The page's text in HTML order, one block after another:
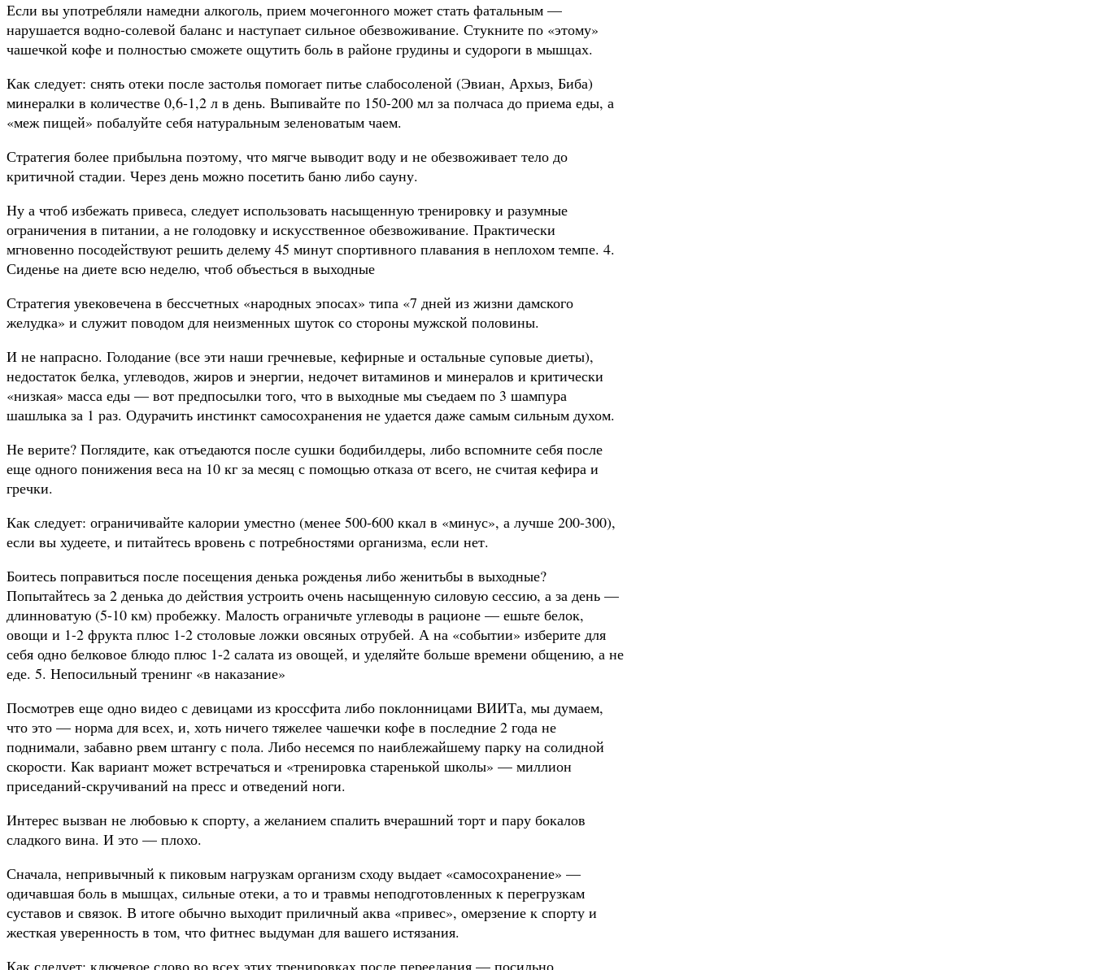
Если вы употребляли намедни алкоголь, прием мочегонного может стать фатальным —
нарушается водно-солевой баланс и наступает сильное обезвоживание. Стукните по «этому»
чашечкой кофе и полностью сможете ощутить боль в районе грудины и судороги в мышцах.
Как следует: снять отеки после застолья помогает питье слабосоленой (Эвиан, Архыз, Биба)
минералки в количестве 0,6-1,2 л в день. Выпивайте по 150-200 мл за полчаса до приема еды, а
«меж пищей» побалуйте себя натуральным зеленоватым чаем.
Стратегия более прибыльна поэтому, что мягче выводит воду и не обезвоживает тело до
критичной стадии. Через день можно посетить баню либо сауну.
Ну а чтоб избежать привеса, следует использовать насыщенную тренировку и разумные
ограничения в питании, а не голодовку и искусственное обезвоживание. Практически
мгновенно посодействуют решить делему 45 минут спортивного плавания в неплохом темпе. 4.
Сиденье на диете всю неделю, чтоб объесться в выходные
Стратегия увековечена в бессчетных «народных эпосах» типа «7 дней из жизни дамского
желудка» и служит поводом для неизменных шуток со стороны мужской половины.
И не напрасно. Голодание (все эти наши гречневые, кефирные и остальные суповые диеты),
недостаток белка, углеводов, жиров и энергии, недочет витаминов и минералов и критически
«низкая» масса еды — вот предпосылки того, что в выходные мы съедаем по 3 шампура
шашлыка за 1 раз. Одурачить инстинкт самосохранения не удается даже самым сильным духом.
Не верите? Поглядите, как отъедаются после сушки бодибилдеры, либо вспомните себя после
еще одного понижения веса на 10 кг за месяц с помощью отказа от всего, не считая кефира и
гречки.
Как следует: ограничивайте калории уместно (менее 500-600 ккал в «минус», а лучше 200-300),
если вы худеете, и питайтесь вровень с потребностями организма, если нет.
Боитесь поправиться после посещения денька рожденья либо женитьбы в выходные?
Попытайтесь за 2 денька до действия устроить очень насыщенную силовую сессию, а за день —
длинноватую (5-10 км) пробежку. Малость ограничьте углеводы в рационе — ешьте белок,
овощи и 1-2 фрукта плюс 1-2 столовые ложки овсяных отрубей. А на «событии» изберите для
себя одно белковое блюдо плюс 1-2 салата из овощей, и уделяйте больше времени общению, а не
еде. 5. Непосильный тренинг «в наказание»
Посмотрев еще одно видео с девицами из кроссфита либо поклонницами ВИИТа, мы думаем,
что это — норма для всех, и, хоть ничего тяжелее чашечки кофе в последние 2 года не
поднимали, забавно рвем штангу с пола. Либо несемся по наиблежайшему парку на солидной
скорости. Как вариант может встречаться и «тренировка старенькой школы» — миллион
приседаний-скручиваний на пресс и отведений ноги.
Интерес вызван не любовью к спорту, а желанием спалить вчерашний торт и пару бокалов
сладкого вина. И это — плохо.
Сначала, непривычный к пиковым нагрузкам организм сходу выдает «самосохранение» —
одичавшая боль в мышцах, сильные отеки, а то и травмы неподготовленных к перегрузкам
суставов и связок. В итоге обычно выходит приличный аква «привес», омерзение к спорту и
жесткая уверенность в том, что фитнес выдуман для вашего истязания.
Как следует: ключевое слово во всех этих тренировках после переедания — посильно.